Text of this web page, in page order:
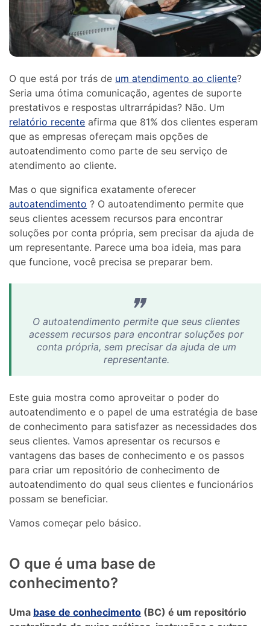
O que está por trás de um atendimento ao cliente?
Seria uma ótima comunicação, agentes de suporte
prestativos e respostas ultrarrápidas? Não. Um
relatório recente afirma que 81% dos clientes esperam
que as empresas ofereçam mais opções de
autoatendimento como parte de seu serviço de
atendimento ao cliente.
Mas o que significa exatamente oferecer
autoatendimento ? O autoatendimento permite que
seus clientes acessem recursos para encontrar
soluções por conta própria, sem precisar da ajuda de
um representante. Parece uma boa ideia, mas para
que funcione, você precisa se preparar bem.
O autoatendimento permite que seus clientes
acessem recursos para encontrar soluções por
conta própria, sem precisar da ajuda de um
representante.
Este guia mostra como aproveitar o poder do
autoatendimento e o papel de uma estratégia de base
de conhecimento para satisfazer as necessidades dos
seus clientes. Vamos apresentar os recursos e
vantagens das bases de conhecimento e os passos
para criar um repositório de conhecimento de
autoatendimento do qual seus clientes e funcionários
possam se beneficiar.
Vamos começar pelo básico.
O que é uma base de
conhecimento?
Uma base de conhecimento (BC) é um repositório